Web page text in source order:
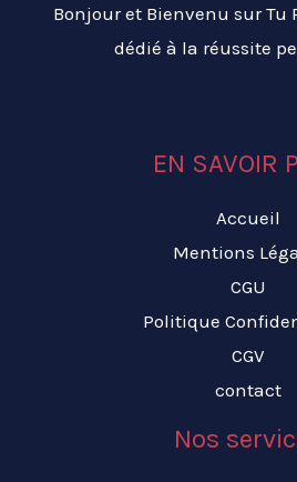
Bonjour et Bienvenu sur Tu
dédié à la réussite
EN SAVOIR
Accueil
Mentions
CGU
Politique
CGV
contact
Nos